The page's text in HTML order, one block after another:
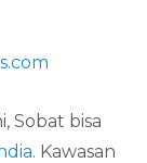
Sobat bisa
. Kawasan